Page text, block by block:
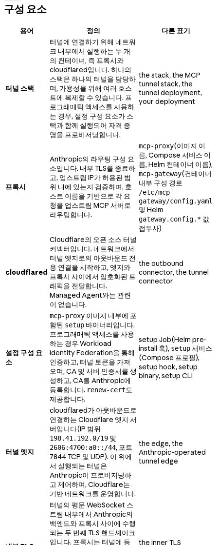
구성 요소
용어 정의 다른 표기
터널 스택
터널에 연결하기 위해 네트워
크 내부에서 실행하는 두 개
의 컨테이너, 즉 프록시와
cloudflared입니다. 하나의
스택은 하나의 터널을 담당하
며, 가용성을 위해 여러 호스
트에 복제할 수 있습니다. 프
로그래매틱 액세스를 사용하
는 경우, 설정 구성 요소가 스
택과 함께 실행되어 자격 증
명을 프로비저닝합니다.
the stack, the MCP
tunnel stack, the
tunnel deployment,
your deployment
프록시
Anthropic의 라우팅 구성 요
소입니다. 내부 TLS를 종료하
고, 업스트림 IP가 허용된 범
위 내에 있는지 검증하며, 호
스트 이름을 기반으로 각 요
청을 업스트림 MCP 서버로
라우팅합니다.
mcp-proxy(이미지 이
름, Compose 서비스 이
름, Helm 컨테이너 이름),
mcp-gateway(컨테이너
내부 구성 경로
/etc/mcp-
gateway/config.yaml
및 Helm
gateway.config.* 값
접두사)
cloudflared
Cloudflare의 오픈 소스 터널
커넥터입니다. 네트워크에서
터널 엣지로의 아웃바운드 전
용 연결을 시작하고, 엣지와
프록시 사이에서 암호화된 트
래픽을 전달합니다.
Managed Agent와는 관련
이 없습니다.
the outbound
connector, the tunnel
connector
설정 구성 요
소
mcp-proxy 이미지 내부에 포
함된 setup 바이너리입니다.
프로그래매틱 액세스를 사용
하는 경우 Workload
Identity Federation을 통해
인증하고, 터널 토큰을 가져
오며, CA 및 서버 인증서를 생
성하고, CA를 Anthropic에
등록합니다. renew-cert도
제공합니다.
setup Job(Helm pre-
install 훅), setup서비스
(Compose 프로필),
setup hook, setup
binary, setup CLI
터널 엣지
cloudflared가 아웃바운드로
연결하는 Cloudflare 엣지 서
버입니다(IP 범위
198.41.192.0/19 및
2606:4700:a0::/44, 포트
7844 TCP 및 UDP). 이 위에
서 실행되는 터널은
Anthropic이 프로비저닝하
고 제어하며, Cloudflare는
기반 네트워크를 운영합니다.
the edge, the
Anthropic-operated
tunnel edge
터널의 평문 WebSocket 스
트림 내부에서 Anthropic의
백엔드와 프록시 사이에 수행
되는 두 번째 TLS 핸드셰이크
입니다. 프록시는 터널에 등
the inner TLS